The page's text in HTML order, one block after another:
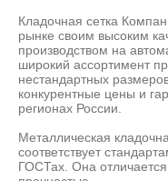
Кладочная сетка
рынке своим высоким
производством на
широкий ассортимент
нестандартных
конкурентные цены и
регионах России.
Металлическая
соответствует
ГОСТах. Она